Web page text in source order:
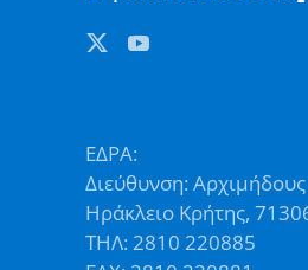
ΕΔΡΑ:
Διεύθυνση:
Ηράκλειο Κρήτης,
ΤΗΛ: 2810 220885